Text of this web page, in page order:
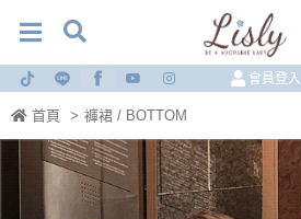
會員登入
首頁 > 褲裙 / BOTTOM